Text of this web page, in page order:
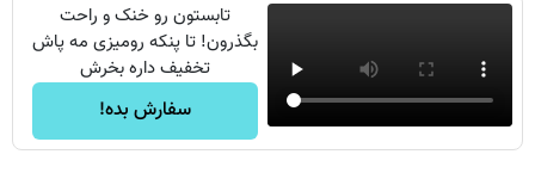
تابستون رو خنک و راحت
بگذرون! تا پنکه رومیزی مه پاش
تخفیف داره بخرش
سفارش بده!